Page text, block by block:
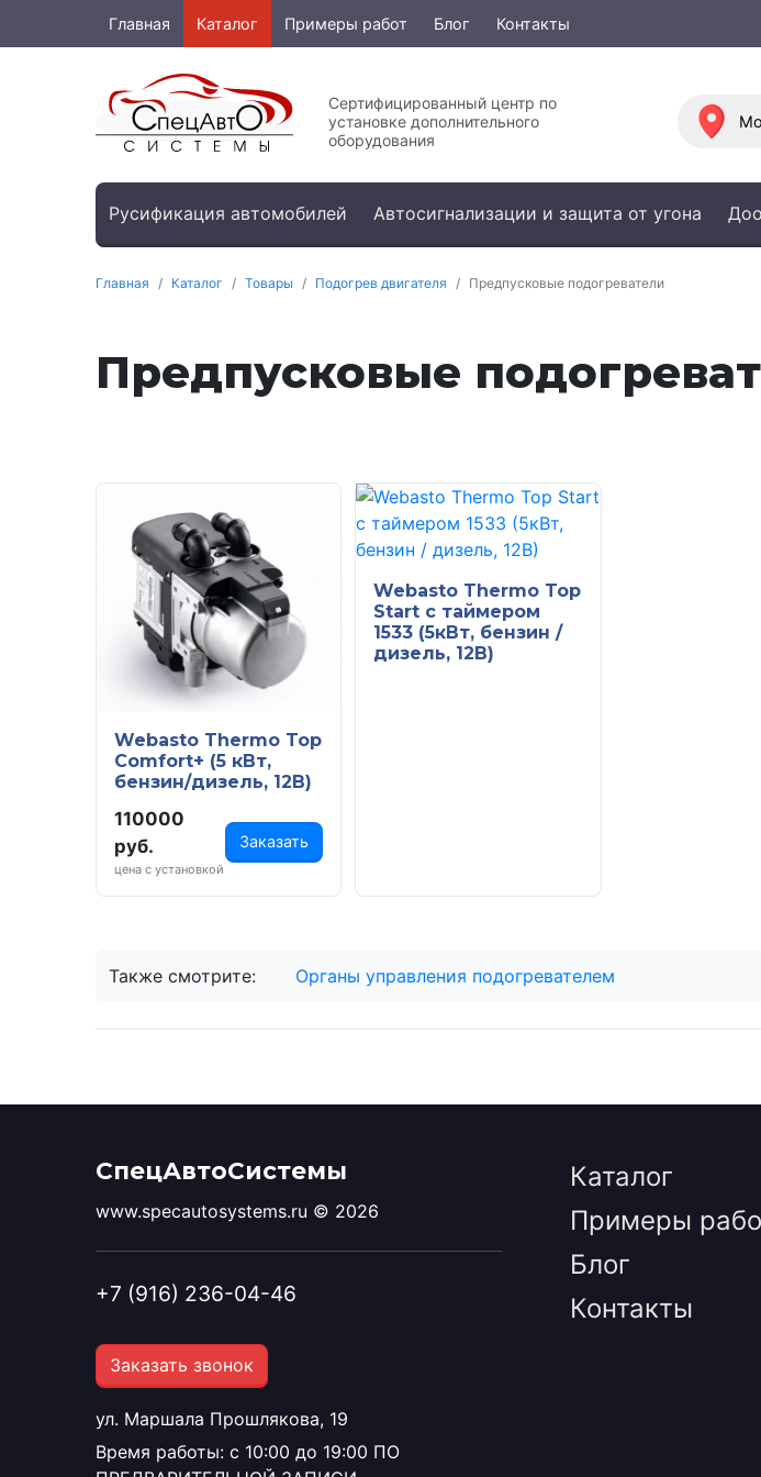
Главная Каталог Примеры работ Блог Контакты
Сертифицированный центр по
установке дополнительного
оборудования
Русификация автомобилей Автосигнализации и защита от угона
Главная Каталог Товары Подогрев двигателя Предпусковые подогреватели
Предпусковые
Webasto Thermo Top
Comfort+ (5 кВт,
бензин/дизель, 12В)
110000
руб.
цена с установкой
Заказать
Webasto Thermo Top
Start с таймером
1533 (5кВт, бензин /
дизель, 12В)
Также смотрите: Органы управления подогревателем
СпецАвтоСистемы
www.specautosystems.ru © 2026
+7 (916) 236-04-46
Заказать звонок
ул. Маршала Прошлякова, 19
Время работы: с 10:00 до 19:00 ПО
Каталог
Примеры
Блог
Контакты